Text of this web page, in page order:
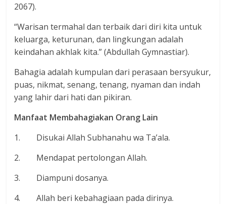
2067).
“Warisan termahal dan terbaik dari diri kita untuk
keluarga, keturunan, dan lingkungan adalah
keindahan akhlak kita.” (Abdullah Gymnastiar).
Bahagia adalah kumpulan dari perasaan bersyukur,
puas, nikmat, senang, tenang, nyaman dan indah
yang lahir dari hati dan pikiran.
Manfaat Membahagiakan Orang Lain
1. Disukai Allah Subhanahu wa Ta’ala.
2. Mendapat pertolongan Allah.
3. Diampuni dosanya.
4. Allah beri kebahagiaan pada dirinya.